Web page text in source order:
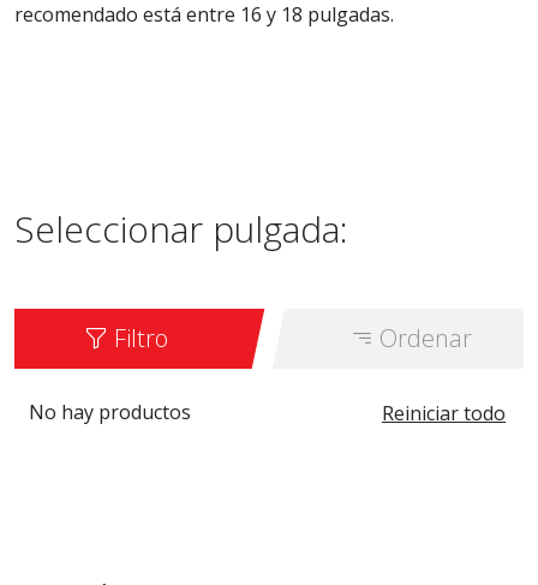
recomendado está entre 16 y 18 pulgadas.
Seleccionar pulgada:
Filtro Ordenar
Reiniciar todo
No hay productos